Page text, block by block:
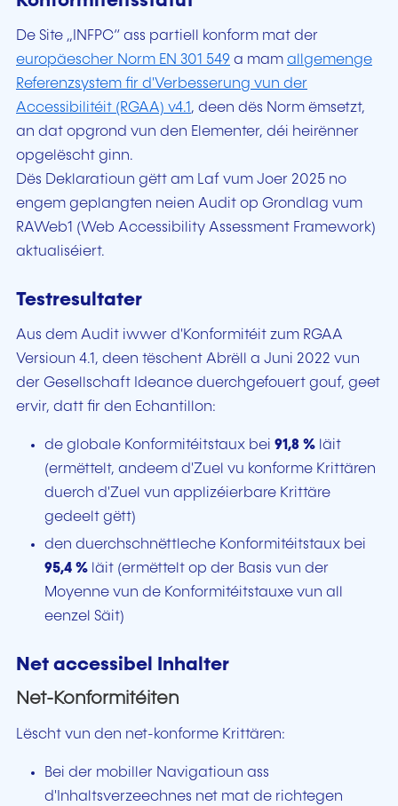
De Site „INFPC“ ass partiell konform mat der
europäescher Norm EN 301 549 a mam allgemenge
Referenzsystem fir d'Verbesserung vun der
Accessibilitéit (RGAA) v4.1, deen dës Norm ëmsetzt,
an dat opgrond vun den Elementer, déi heirënner
opgelëscht ginn.
Dës Deklaratioun gëtt am Laf vum Joer 2025 no
engem geplangten neien Audit op Grondlag vum
RAWeb1 (Web Accessibility Assessment Framework)
aktualiséiert.
Testresultater
Aus dem Audit iwwer d'Konformitéit zum RGAA
Versioun 4.1, deen tëschent Abrëll a Juni 2022 vun
der Gesellschaft Ideance duerchgefouert gouf, geet
ervir, datt fir den Echantillon:
de globale Konformitéitstaux bei91,8 % läit
(ermëttelt, andeem d'Zuel vu konforme Krittären
duerch d'Zuel vun applizéierbare Krittäre
gedeelt gëtt)
den duerchschnëttleche Konformitéitstaux bei
95,4 % läit (ermëttelt op der Basis vun der
Moyenne vun de Konformitéitstauxe vun all
eenzel Säit)
Net accessibel Inhalter
Net-Konformitéiten
Lëscht vun den net-konforme Krittären:
Bei der mobiller Navigatioun ass
d'Inhaltsverzeechnes net mat de richtegen